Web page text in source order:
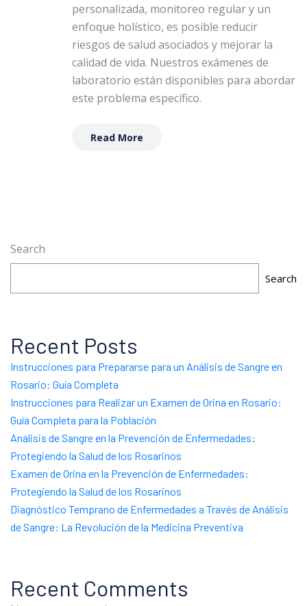
personalizada, monitoreo regular y un
enfoque holístico, es posible reducir
riesgos de salud asociados y mejorar la
calidad de vida. Nuestros exámenes de
laboratorio están disponibles para abordar
este problema específico.
Read More
Search
Search
Recent Posts
Instrucciones para Prepararse para un Análisis de Sangre en
Rosario: Guía Completa
Instrucciones para Realizar un Examen de Orina en Rosario:
Guía Completa para la Población
Análisis de Sangre en la Prevención de Enfermedades:
Protegiendo la Salud de los Rosarinos
Examen de Orina en la Prevención de Enfermedades:
Protegiendo la Salud de los Rosarinos
Diagnóstico Temprano de Enfermedades a Través de Análisis
de Sangre: La Revolución de la Medicina Preventiva
Recent Comments